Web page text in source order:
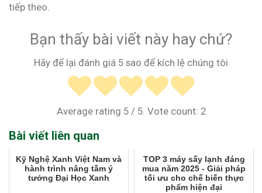
tiếp theo.
Bạn thấy bài viết này hay chứ?
Hãy để lại đánh giá 5 sao để kích lệ chúng tôi
Average rating 5/ 5. Vote count: 2
Bài viết liên quan
Kỹ Nghệ Xanh Việt Nam và
hành trình nâng tầm ý
tưởng Đại Học Xanh
TOP 3 máy sấy lạnh đáng
mua năm 2025 - Giải pháp
tối ưu cho chế biến thực
phẩm hiện đại